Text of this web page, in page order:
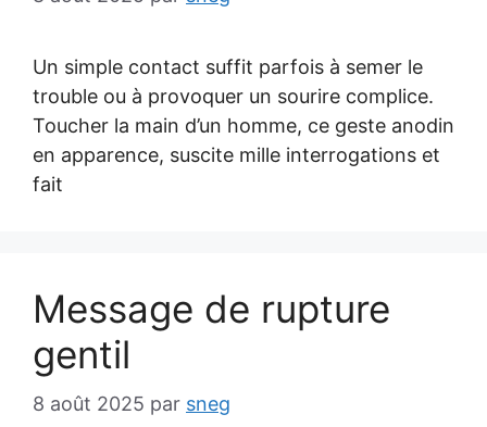
Un simple contact suffit parfois à semer le
trouble ou à provoquer un sourire complice.
Toucher la main d’un homme, ce geste anodin
en apparence, suscite mille interrogations et
fait
Message de rupture
gentil
8 août 2025 par sneg